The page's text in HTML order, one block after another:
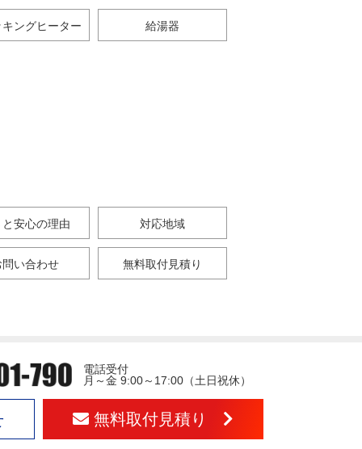
ングヒーター 給湯器
安心の理由 対応地域
問い合わせ 無料取付見積り
電話受付
月～金 9:00～17:00（土日祝休）
無料取付見積り